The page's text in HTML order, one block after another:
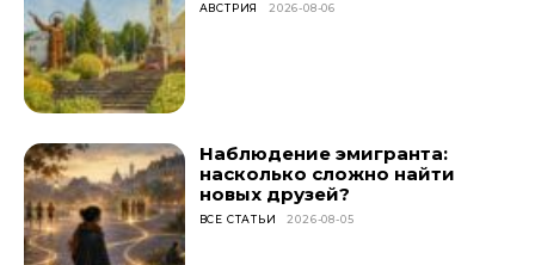
АВСТРИЯ 2026-08-06
Наблюдение эмигранта:
насколько сложно найти
новых друзей?
ВСЕ СТАТЬИ 2026-08-05